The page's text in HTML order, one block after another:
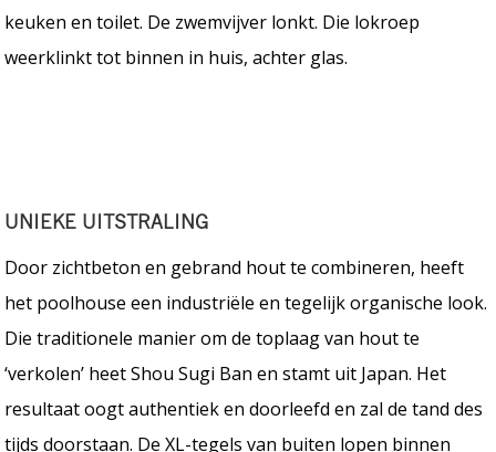
keuken en toilet. De zwemvijver lonkt. Die lokroep
weerklinkt tot binnen in huis, achter glas.
UNIEKE UITSTRALING
Door zichtbeton en gebrand hout te combineren, heeft
het poolhouse een industriële en tegelijk organische look.
Die traditionele manier om de toplaag van hout te
‘verkolen’ heet Shou Sugi Ban en stamt uit Japan. Het
resultaat oogt authentiek en doorleefd en zal de tand des
tijds doorstaan. De XL-tegels van buiten lopen binnen